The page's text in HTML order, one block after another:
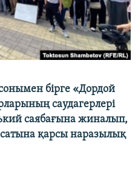
бірге «Дордой
саудагерлері
саябағына жиналып,
қарсы наразылық